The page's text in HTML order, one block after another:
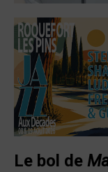
Le bol de